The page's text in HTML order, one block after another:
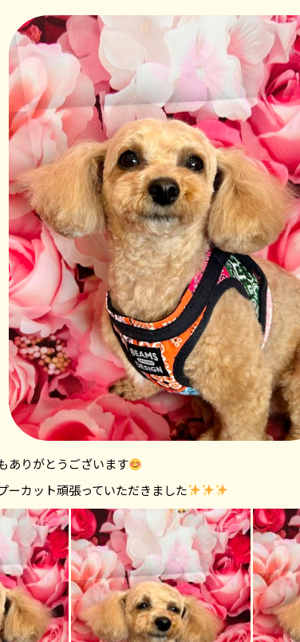
ありがとうございます
ーカット頑張っていただきました